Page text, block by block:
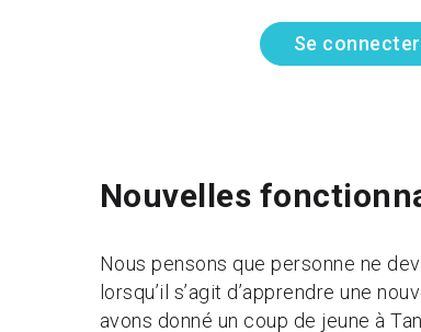
Se
Nouvelles
Nous pensons que personne ne
lorsqu’il s’agit d’apprendre une
avons donné un coup de jeune à